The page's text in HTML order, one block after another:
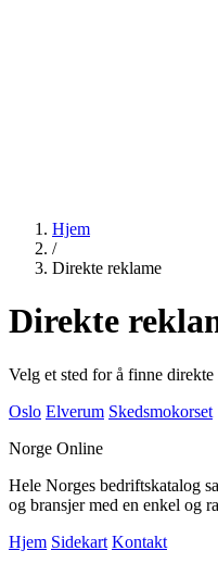
Hjem
/
Direkte reklame
Direkte
Velg et sted for å finne
Oslo Elverum Skedsmokorset
Norge Online
Hele Norges bedriftskatalog
og bransjer med en enkel og
Hjem Sidekart Kontakt